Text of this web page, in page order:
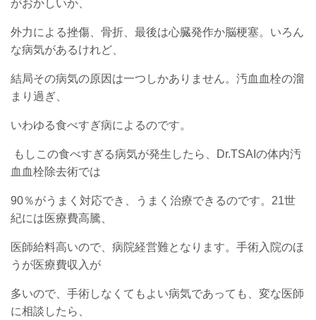
がおかしいか、
外力による挫傷、骨折、最後は心臓発作か脳梗塞。いろん
な病気があるけれど、
結局その病気の原因は一つしかありません。汚血血栓の溜
まり過ぎ、
いわゆる食べすぎ病によるのです。
もしこの食べすぎる病気が発生したら、Dr.TSAIの体内汚
血血栓除去術では
90％がうまく対応でき、うまく治療できるのです。21世
紀には医療費高騰、
医師給料高いので、病院経営難となります。手術入院のほ
うが医療費収入が
多いので、手術しなくてもよい病気であっても、変な医師
に相談したら、